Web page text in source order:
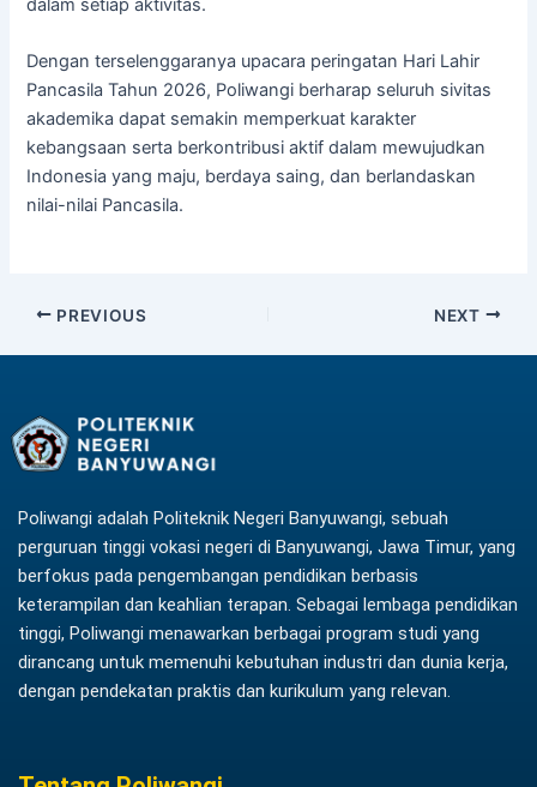
dalam setiap aktivitas.
Dengan terselenggaranya upacara peringatan Hari Lahir
Pancasila Tahun 2026, Poliwangi berharap seluruh sivitas
akademika dapat semakin memperkuat karakter
kebangsaan serta berkontribusi aktif dalam mewujudkan
Indonesia yang maju, berdaya saing, dan berlandaskan
nilai-nilai Pancasila.
PREVIOUS NEXT
Poliwangi adalah Politeknik Negeri Banyuwangi, sebuah
perguruan tinggi vokasi negeri di Banyuwangi, Jawa Timur, yang
berfokus pada pengembangan pendidikan berbasis
keterampilan dan keahlian terapan. Sebagai lembaga pendidikan
tinggi, Poliwangi menawarkan berbagai program studi yang
dirancang untuk memenuhi kebutuhan industri dan dunia kerja,
dengan pendekatan praktis dan kurikulum yang relevan.